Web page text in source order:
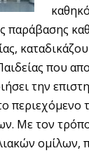
παράβασης
που
την
περιεχόμενο
Με τον
ομίλων,